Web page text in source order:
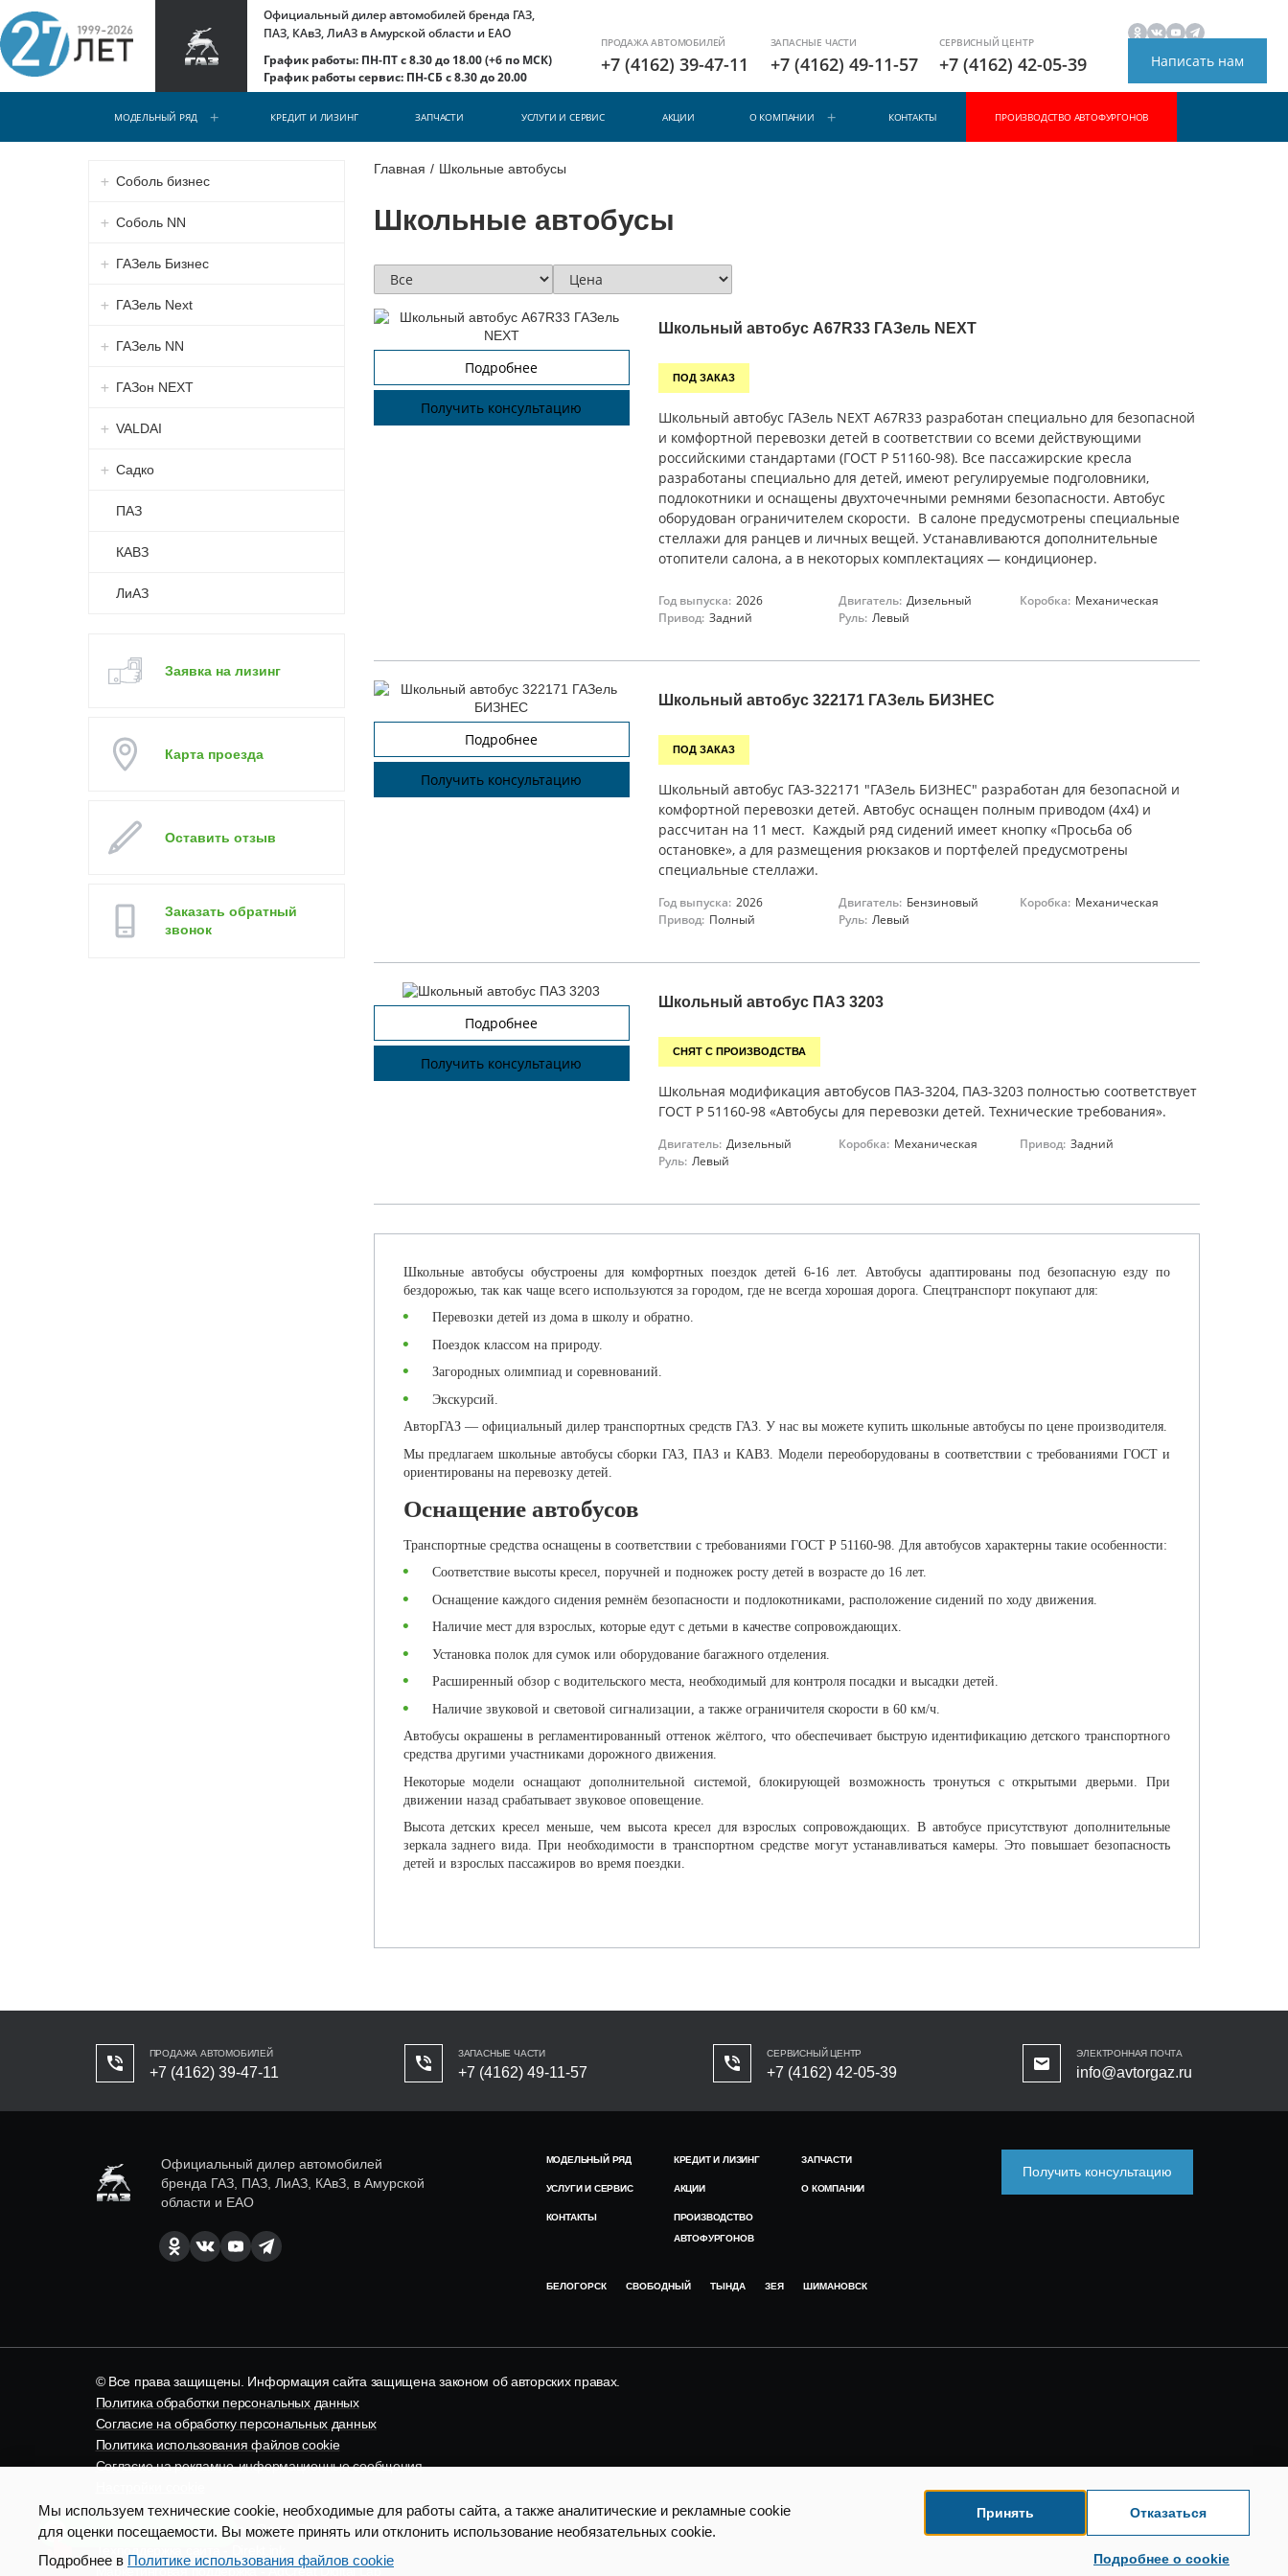
Официальный дилер автомобилей бренда ГАЗ,
ПАЗ, КАвЗ, ЛиАЗ в Амурской области и ЕАО
График работы: ПН-ПТ с 8.30 до 18.00 (+6 по МСК)
График работы сервис: ПН-СБ с 8.30 до 20.00
ПРОДАЖА АВТОМОБИЛЕЙ
+7 (4162) 39-47-11
ЗАПАСНЫЕ ЧАСТИ
+7 (4162) 49-11-57
СЕРВИСНЫЙ ЦЕНТР
+7 (4162) 42-05-39 Написать нам
МОДЕЛЬНЫЙ РЯД КРЕДИТ И ЛИЗИНГ ЗАПЧАСТИ УСЛУГИ И СЕРВИС АКЦИИ О КОМПАНИИ КОНТАКТЫ ПРОИЗВОДСТВО АВТОФУРГОНОВ
Главная / Школьные автобусы
Школьные автобусы
Соболь бизнес
Соболь NN
ГАЗель Бизнес
ГАЗель Next
ГАЗель NN
ГАЗон NEXT
VALDAI
Садко
ПАЗ
КАВЗ
ЛиАЗ
Заявка на лизинг
Карта проезда
Оставить отзыв
Заказать обратный
звонок
Есть вопросы по доставке?
Подробнее
Получить консультацию
Школьный автобус A67R33 ГАЗель NEXT
ПОД ЗАКАЗ
Школьный автобус ГАЗель NEXT А67R33 разработан специально для безопасной
и комфортной перевозки детей в соответствии со всеми действующими
российскими стандартами (ГОСТ Р 51160-98). Все пассажирские кресла
разработаны специально для детей, имеют регулируемые подголовники,
подлокотники и оснащены двухточечными ремнями безопасности. Автобус
оборудован ограничителем скорости. В салоне предусмотрены специальные
стеллажи для ранцев и личных вещей. Устанавливаются дополнительные
отопители салона, а в некоторых комплектациях — кондиционер.
Год выпуска: 2026 Двигатель: Дизельный Коробка: Механическая
Привод: Задний Руль: Левый
Подробнее
Получить консультацию
Школьный автобус 322171 ГАЗель БИЗНЕС
ПОД ЗАКАЗ
Школьный автобус ГАЗ-322171 "ГАЗель БИЗНЕС" разработан для безопасной и
комфортной перевозки детей. Автобус оснащен полным приводом (4х4) и
рассчитан на 11 мест. Каждый ряд сидений имеет кнопку «Просьба об
остановке», а для размещения рюкзаков и портфелей предусмотрены
специальные стеллажи.
Год выпуска: 2026 Двигатель: Бензиновый Коробка: Механическая
Привод: Полный Руль: Левый
Подробнее
Получить консультацию
Школьный автобус ПАЗ 3203
СНЯТ С ПРОИЗВОДСТВА
Школьная модификация автобусов ПАЗ-3204, ПАЗ-3203 полностью соответствует
ГОСТ Р 51160-98 «Автобусы для перевозки детей. Технические требования».
Двигатель: Дизельный Коробка: Механическая Привод: Задний
Руль: Левый
Школьные автобусы обустроены для комфортных поездок детей 6-16 лет. Автобусы адаптированы под безопасную езду по
бездорожью, так как чаще всего используются за городом, где не всегда хорошая дорога. Спецтранспорт покупают для:
Перевозки детей из дома в школу и обратно.
Поездок классом на природу.
Загородных олимпиад и соревнований.
Экскурсий.
АвторГАЗ — официальный дилер транспортных средств ГАЗ. У нас вы можете купить школьные автобусы по цене производителя.
Мы предлагаем школьные автобусы сборки ГАЗ, ПАЗ и КАВЗ. Модели переоборудованы в соответствии с требованиями ГОСТ и
ориентированы на перевозку детей.
Оснащение автобусов
Транспортные средства оснащены в соответствии с требованиями ГОСТ Р 51160-98. Для автобусов характерны такие особенности:
Соответствие высоты кресел, поручней и подножек росту детей в возрасте до 16 лет.
Оснащение каждого сидения ремнём безопасности и подлокотниками, расположение сидений по ходу движения.
Наличие мест для взрослых, которые едут с детьми в качестве сопровождающих.
Установка полок для сумок или оборудование багажного отделения.
Расширенный обзор с водительского места, необходимый для контроля посадки и высадки детей.
Наличие звуковой и световой сигнализации, а также ограничителя скорости в 60 км/ч.
Автобусы окрашены в регламентированный оттенок жёлтого, что обеспечивает быструю идентификацию детского транспортного
средства другими участниками дорожного движения.
Некоторые модели оснащают дополнительной системой, блокирующей возможность тронуться с открытыми дверьми. При
движении назад срабатывает звуковое оповещение.
Высота детских кресел меньше, чем высота кресел для взрослых сопровождающих. В автобусе присутствуют дополнительные
зеркала заднего вида. При необходимости в транспортном средстве могут устанавливаться камеры. Это повышает безопасность
детей и взрослых пассажиров во время поездки.
ПРОДАЖА АВТОМОБИЛЕЙ
+7 (4162) 39-47-11
ЗАПАСНЫЕ ЧАСТИ
+7 (4162) 49-11-57
СЕРВИСНЫЙ ЦЕНТР
+7 (4162) 42-05-39
ЭЛЕКТРОННАЯ ПОЧТА
info@avtorgaz.ru
Официальный дилер автомобилей
бренда ГАЗ, ПАЗ, ЛиАЗ, КАвЗ, в Амурской
области и ЕАО
МОДЕЛЬНЫЙ РЯД КРЕДИТ И ЛИЗИНГ ЗАПЧАСТИ
УСЛУГИ И СЕРВИС АКЦИИ О КОМПАНИИ
КОНТАКТЫ
ПРОИЗВОДСТВО
АВТОФУРГОНОВ
БЕЛОГОРСК СВОБОДНЫЙ ТЫНДА ЗЕЯ ШИМАНОВСК
Получить консультацию
© Все права защищены. Информация сайта защищена законом об авторских правах.
Политика обработки персональных данных
Согласие на обработку персональных данных
Политика использования файлов cookie
Согласие на рекламно-информационные сообщения
SEO продвижение сайта - Result Plus
Маркетинговая поддержка - AdCreat Digital Lab
Мы используем технические cookie, необходимые для работы сайта, а также аналитические и рекламные cookie
для оценки посещаемости. Вы можете принять или отклонить использование необязательных cookie.
Подробнее в Политике использования файлов cookie
Принять Отказаться
Подробнее о cookie